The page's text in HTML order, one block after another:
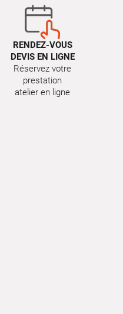
RENDEZ-VOUS
DEVIS EN LIGNE
Réservez votre
prestation
atelier en ligne